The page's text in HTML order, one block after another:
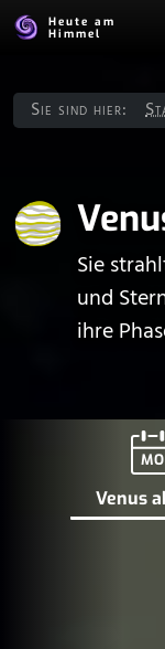
Heute am
Himmel
Sie sind hier:
Sie
und
ihre
MO
Venus